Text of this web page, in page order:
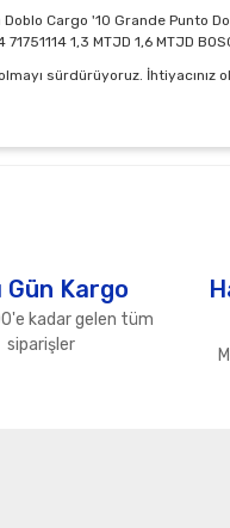
Doblo Cargo '10 Grande
1,3 MTJD 1,6 MTJD
sürdürüyoruz. İhtiyacınız
Gün Kargo
kadar gelen tüm
siparişler